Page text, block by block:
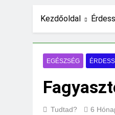
Kezdőoldal
EGÉSZSÉG
Tudtad? 6